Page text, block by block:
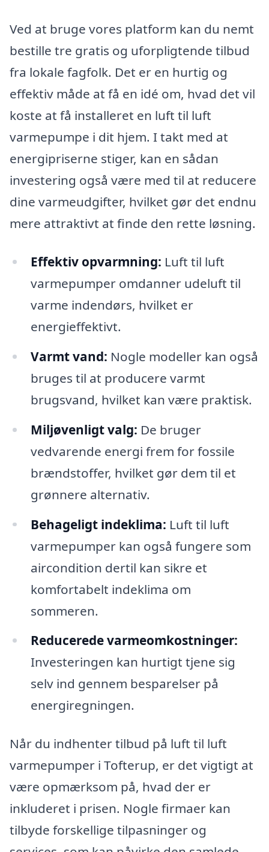
Ved at bruge vores platform kan du nemt
bestille tre gratis og uforpligtende tilbud
fra lokale fagfolk. Det er en hurtig og
effektiv måde at få en idé om, hvad det vil
koste at få installeret en luft til luft
varmepumpe i dit hjem. I takt med at
energipriserne stiger, kan en sådan
investering også være med til at reducere
dine varmeudgifter, hvilket gør det endnu
mere attraktivt at finde den rette løsning.
Effektiv opvarmning: Luft til luft
varmepumper omdanner udeluft til
varme indendørs, hvilket er
energieffektivt.
Varmt vand: Nogle modeller kan også
bruges til at producere varmt
brugsvand, hvilket kan være praktisk.
Miljøvenligt valg: De bruger
vedvarende energi frem for fossile
brændstoffer, hvilket gør dem til et
grønnere alternativ.
Behageligt indeklima: Luft til luft
varmepumper kan også fungere som
aircondition dertil kan sikre et
komfortabelt indeklima om
sommeren.
Reducerede varmeomkostninger:
Investeringen kan hurtigt tjene sig
selv ind gennem besparelser på
energiregningen.
Når du indhenter tilbud på luft til luft
varmepumper i Tofterup, er det vigtigt at
være opmærksom på, hvad der er
inkluderet i prisen. Nogle firmaer kan
tilbyde forskellige tilpasninger og